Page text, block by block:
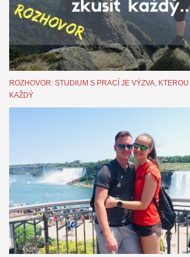
ROZHOVOR: STUDIUM S PRACÍ JE VÝZVA,
KAŽDÝ